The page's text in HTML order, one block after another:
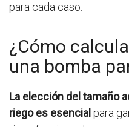
para cada caso.
¿Cómo
una bomba
La elección del tamaño
riego es esencial para